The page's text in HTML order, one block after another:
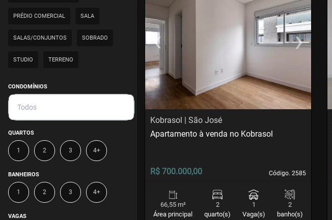
PRÉDIO COMERCIAL SALA
SALAS/CONJUNTOS SOBRADO
STUDIO TERRENO
CONDOMÍNIOS
Todos
QUARTOS
1 2 3 4+
BANHEIROS
1 2 3 4+
VAGAS
‹Previous ›Next
Kobrasol | São José
Código. 2585
Código. 2585
Apartamento à venda no Kobrasol
R$ 700.000,00
66,55 m²
Área principal
2
quarto(s)
1
Vaga(s)
2
banho(s)